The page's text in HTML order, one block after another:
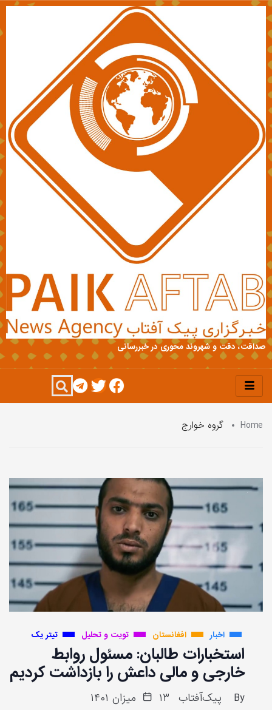
صداقت، دقت و شهروند محوری در خبررسانی
Home گروه خوارج
اخبار افغانستان تویت و تحلیل تیتر یک
استخبارات طالبان: مسئول روابط
خارجی و مالی داعش را بازداشت کردیم
By پیک‌آفتاب
۱۳ میزان ۱۴۰۱